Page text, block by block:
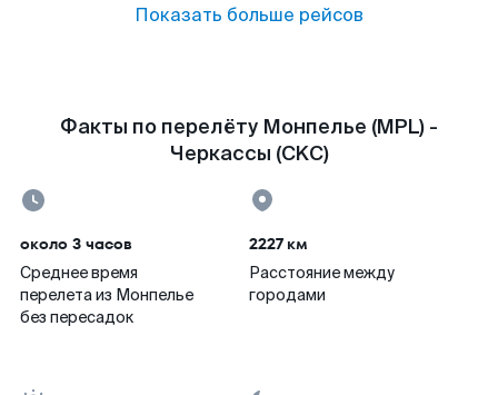
Показать больше рейсов
Факты по перелёту Монпелье (MPL) -
Черкассы (CKC)
около 3 часов
Среднее время
перелета из Монпелье
без пересадок
2227 км
Расстояние между
городами